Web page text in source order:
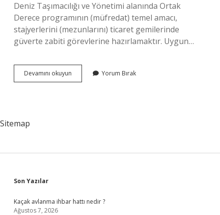
Deniz Taşımacılığı ve Yönetimi alanında Ortak
Derece programının (müfredat) temel amacı,
stajyerlerini (mezunlarını) ticaret gemilerinde
güverte zabiti görevlerine hazırlamaktır. Uygun…
Devamını okuyun
Kaptanı
Yorum Bırak
Sitemap
Sidebar
Son Yazılar
Kaçak avlanma ihbar hattı nedir ?
Ağustos 7, 2026